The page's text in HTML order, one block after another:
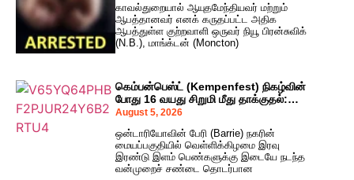
காவல்துறையால் ஆயுதமேந்தியவர் மற்றும்
ஆபத்தானவர் எனக் கருதப்பட்ட அதிக
ஆபத்துள்ள குற்றவாளி ஒருவர் நியூ பிரன்சுவிக்
(N.B.), மாங்க்டன் (Moncton)
கெம்பன்பெஸ்ட் (Kempenfest) நிகழ்வின்
போது 16 வயது சிறுமி மீது தாக்குதல்:
சந்தேக நபர்களைத் தேடும் காவல்துறை
August 5, 2026
ஒன்டாரியோவின் பேரி (Barrie) நகரின்
மையப்பகுதியில் வெள்ளிக்கிழமை இரவு
இரண்டு இளம் பெண்களுக்கு இடையே நடந்த
வன்முறைச் சண்டை தொடர்பான